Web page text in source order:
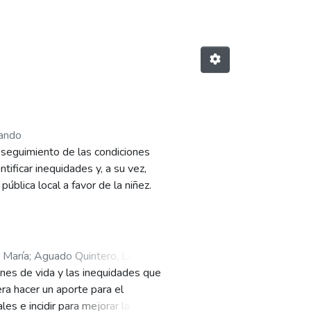
de las condiciones
inequidades y, a su vez,
local a favor de la niñez.
; Aguado Quintero, Luis
de vida y las inequidades que
hacer un aporte para el
e incidir para mejorar la